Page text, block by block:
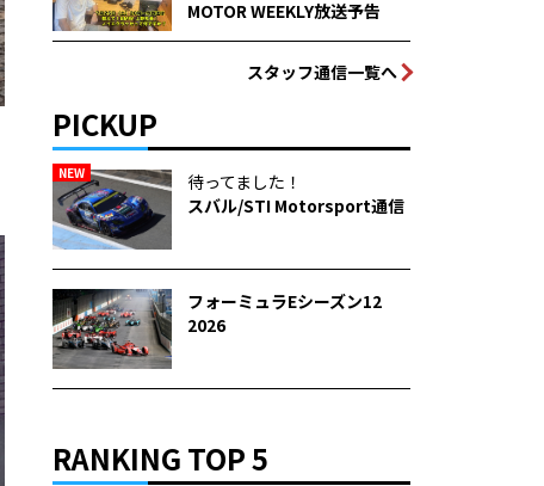
MOTOR WEEKLY放送予告
スタッフ通信一覧へ
PICKUP
NEW
待ってました！
スバル/STI Motorsport通信
フォーミュラEシーズン12
2026
RANKING TOP 5